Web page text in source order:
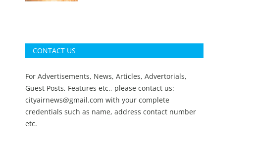
CONTACT US
For Advertisements, News, Articles, Advertorials,
Guest Posts, Features etc., please contact us:
cityairnews@gmail.com with your complete
credentials such as name, address contact number
etc.